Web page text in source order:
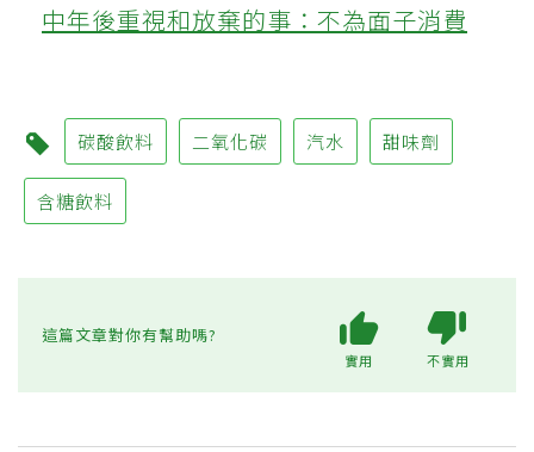
中年後重視和放棄的事：不為面子消費
碳酸飲料 二氧化碳 汽水 甜味劑
含糖飲料
這篇文章對你有幫助嗎?
實用 不實用